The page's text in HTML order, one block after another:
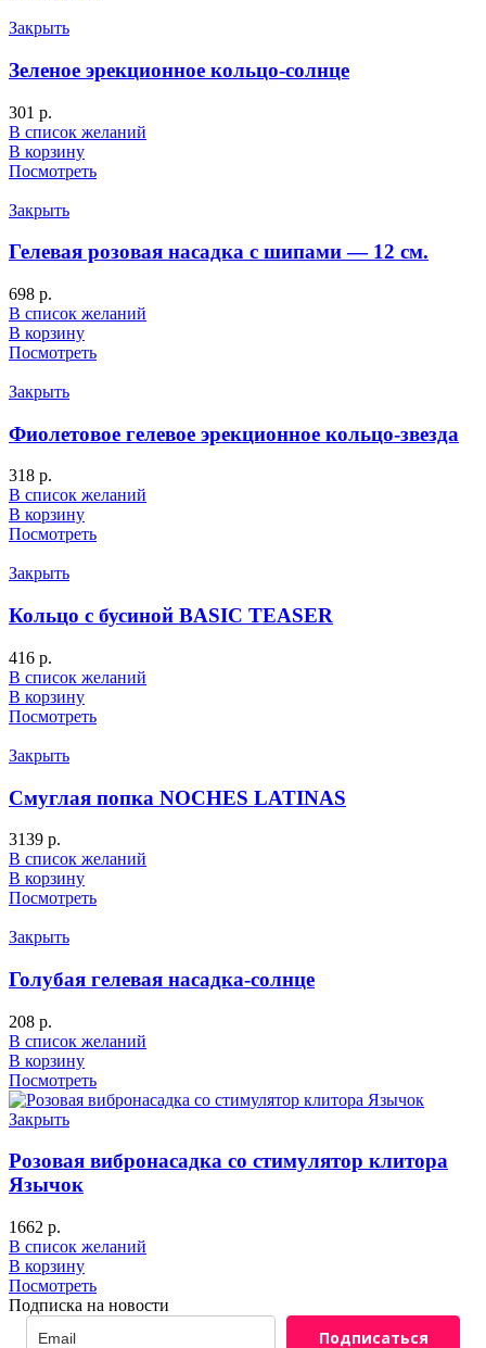
Закрыть
Зеленое эрекционное кольцо-солнце
301 р.
В список желаний
В корзину
Посмотреть
Закрыть
Гелевая розовая насадка с шипами — 12 см.
698 р.
В список желаний
В корзину
Посмотреть
Закрыть
Фиолетовое гелевое эрекционное кольцо-звезда
318 р.
В список желаний
В корзину
Посмотреть
Закрыть
Кольцо с бусиной BASIC TEASER
416 р.
В список желаний
В корзину
Посмотреть
Закрыть
Смуглая попка NOCHES LATINAS
3139 р.
В список желаний
В корзину
Посмотреть
Закрыть
Голубая гелевая насадка-солнце
208 р.
В список желаний
В корзину
Посмотреть
Закрыть
Розовая вибронасадка со стимулятор клитора
Язычок
1662 р.
В список желаний
В корзину
Посмотреть
Подписка на новости
Подписаться